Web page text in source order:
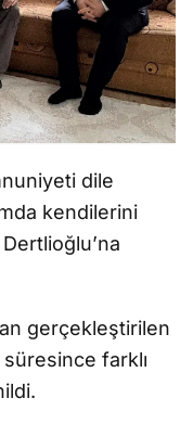
dile
kendilerini
gerçekleştirilen
farklı